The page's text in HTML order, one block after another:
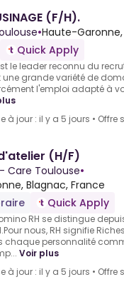
(F/H).
•Haute-
Quick Apply
le leader reconnu du
grande variété de
l'emploi adapté à
à jour : il y a 5 jours • Offre
(H/F)
Care Toulouse•
Blagnac, France
Quick Apply
RH se distingue
nous, RH signifie
chaque personnalité
Voir plus
à jour : il y a 5 jours • Offre